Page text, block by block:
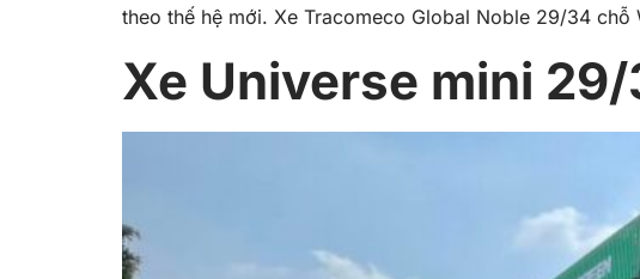
theo thế hệ mới. Xe Tracomeco Global Noble 29/34
Xe Universe mini